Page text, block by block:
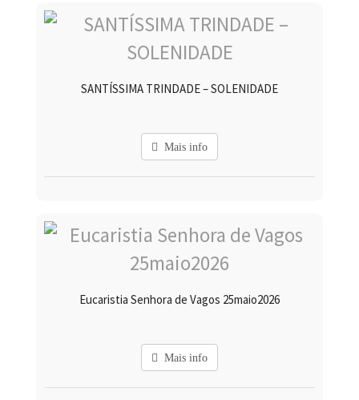
SANTÍSSIMA TRINDADE – SOLENIDADE
Mais info
Eucaristia Senhora de Vagos 25maio2026
Mais info